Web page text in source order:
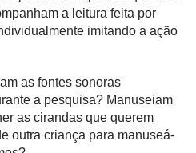
a leitura feita por
imitando a ação
as fontes sonoras
a pesquisa? Manuseiam
as cirandas que querem
outra criança para manuseá-